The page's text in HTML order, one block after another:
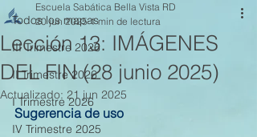
Todos los mapas
III Trimestre 2026
II Trimestre 2026
I Trimestre 2026
IV Trimestre 2025
Lección 13: IMÁGENES
DEL FIN (28 junio 2025)
Escuela Sabática Bella Vista RD
20 jun 2025 1 min de lectura
Actualizado: 21 jun 2025
Sugerencia de uso